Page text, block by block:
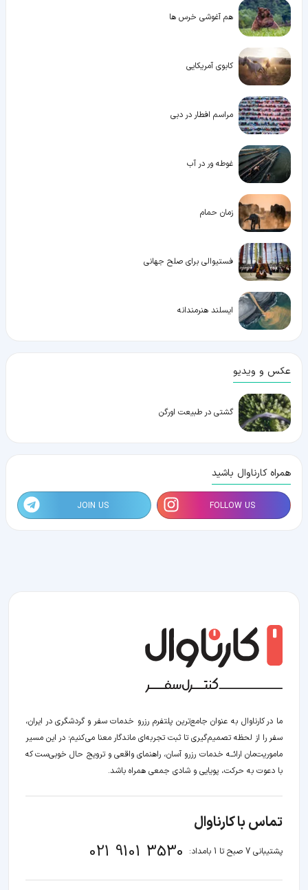
هم آغوشی خرس ها
کابوی آمریکایی
مراسم افطار در دبی
غوطه ور در آب
زمان حمام
فستیوالی برای صلح جهانی
ایسلند هنرمندانه
عکس و ویدیو
گشتی در طبیعت اورگن
همراه کارناوال باشید
FOLLOW US
JOIN US
ما در کارناوال به عنوان جامع‌ترین پلتفرم رزرو خدمات سفر و گردشگری در ایران،
سفر را از لحظه‌ تصمیم‌گیری تا ثبت تجربه‌ای ماندگار معنا می‌کنیم؛ در این مسیر‍
ماموریت‌مان اراﺋــﻪ خدمات رزرو آسان، راهنمای واقعی و ترویج حال خوبی‌ست که
با دعوت به حرکت، پویایی و شادی جمعی همراه باشد.
تماس با کارناوال
پشتیبانی 7 صبح تا 1 بامداد: 021 9101 3530